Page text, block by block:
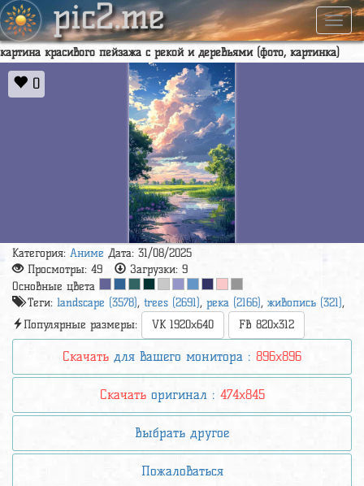
pic2.me
картина красивого пейзажа с рекой и деревьями (фото, картинка)
0
Категория: Аниме Дата: 31/08/2025
Просмотры: 49 Загрузки: 9
Основные цвета
Теги: landscape (3578), trees (2691), река (2166), живопись (321),
Популярные размеры:
VK 1920x640 FB 820x312
Скачать для вашего монитора : 896x896
Скачатьоригинал : 474x845
Выбрать другое
Пожаловаться